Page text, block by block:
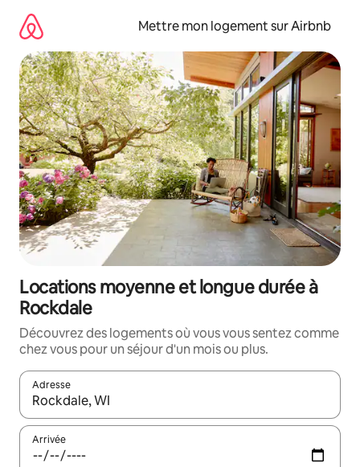
directement
contenu
Mettre mon logement sur Airbnb
Locations moyenne et longue durée à
Rockdale
Découvrez des logements où vous vous sentez comme
chez vous pour un séjour d'un mois ou plus.
Adresse
Lorsque les résultats s'affichent, utilisez les flèches vers le
Arrivée